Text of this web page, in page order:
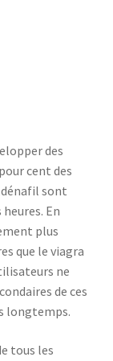
des
cent des
sont
En
plus
que le viagra
ne
de ces
longtemps.
tous les